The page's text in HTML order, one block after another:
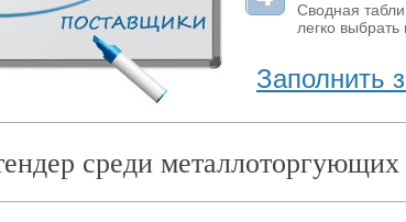
Сводная
легко
Заполнить
среди